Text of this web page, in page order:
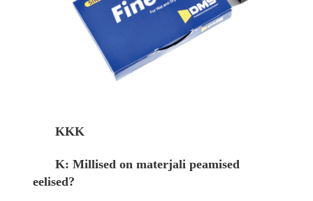
KKK
K: Millised on materjali peamised
eelised?